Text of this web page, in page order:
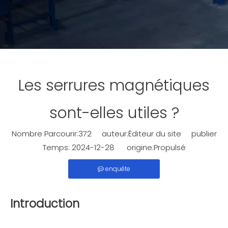
Les serrures magnétiques
sont-elles utiles ?
Nombre Parcourir:372auteur:Éditeur du site publier
Temps: 2024-12-28 origine:Propulsé
enquête
Introduction